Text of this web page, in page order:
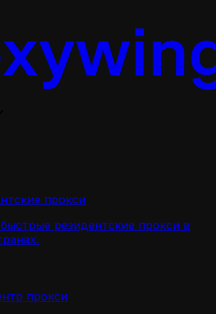
прокси
резидентские прокси в
прокси